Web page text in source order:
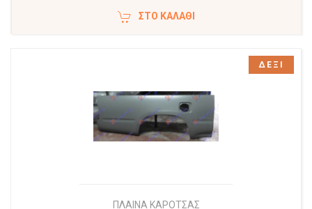
ΣΤΟ ΚΑΛΆΘΙ
ΠΛΑΙΝΑ ΚΑΡΟΤΣΑΣ
ΔΕΞΙ